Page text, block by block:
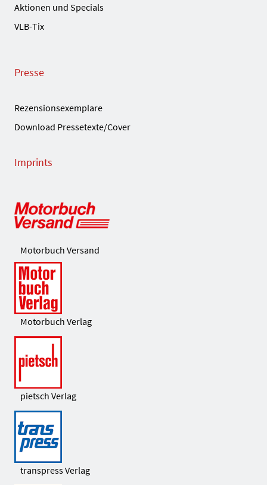
Aktionen und Specials
VLB-Tix
Presse
Rezensionsexemplare
Download Pressetexte/Cover
Imprints
Motorbuch Versand
Motorbuch Verlag
pietsch Verlag
transpress Verlag